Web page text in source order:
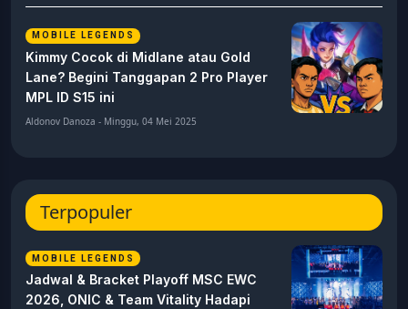
MOBILE LEGENDS
Kimmy Cocok di Midlane atau Gold
Lane? Begini Tanggapan 2 Pro Player
MPL ID S15 ini
Aldonov Danoza - Minggu, 04 Mei 2025
Terpopuler
MOBILE LEGENDS
Jadwal & Bracket Playoff MSC EWC
2026, ONIC & Team Vitality Hadapi